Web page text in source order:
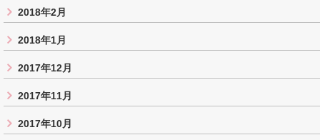
2018年2月
2018年1月
2017年12月
2017年11月
2017年10月